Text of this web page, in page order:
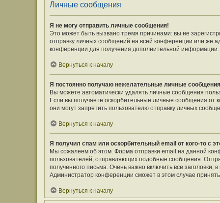
Личные сообщения
Я не могу отправить личные сообщения!
Это может быть вызвано тремя причинами: вы не
отправку личных сообщений на всей конференции или же
конференции для получения дополнительной информации.
Вернуться к началу
Я постоянно получаю нежелательные личные
Вы можете автоматически удалять личные сообщения
Если вы получаете оскорбительные личные сообщения от
они могут запретить пользователю отправку личных
Вернуться к началу
Я получил спам или оскорбительный email от кого-то с
Мы сожалеем об этом. Форма отправки email на данной
пользователей, отправляющих подобные сообщения.
полученного письма. Очень важно включить все
Администратор конференции сможет в этом случае
Вернуться к началу